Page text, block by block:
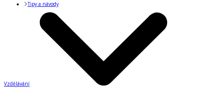
Tipy a návody
Vzdělávání